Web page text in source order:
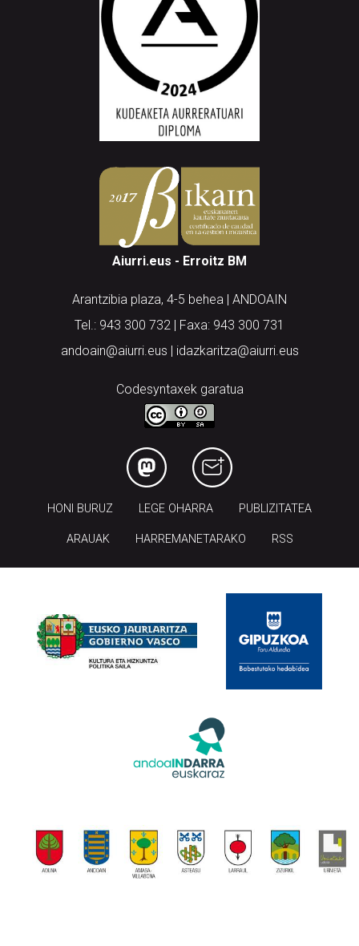
Aiurri.eus - Erroitz BM
Arantzibia plaza, 4-5 behea | ANDOAIN
Tel.: 943 300 732 | Faxa: 943 300 731
andoain@aiurri.eus | idazkaritza@aiurri.eus
Codesyntaxek garatua
HONI BURUZ LEGE OHARRA PUBLIZITATEA
ARAUAK HARREMANETARAKO RSS